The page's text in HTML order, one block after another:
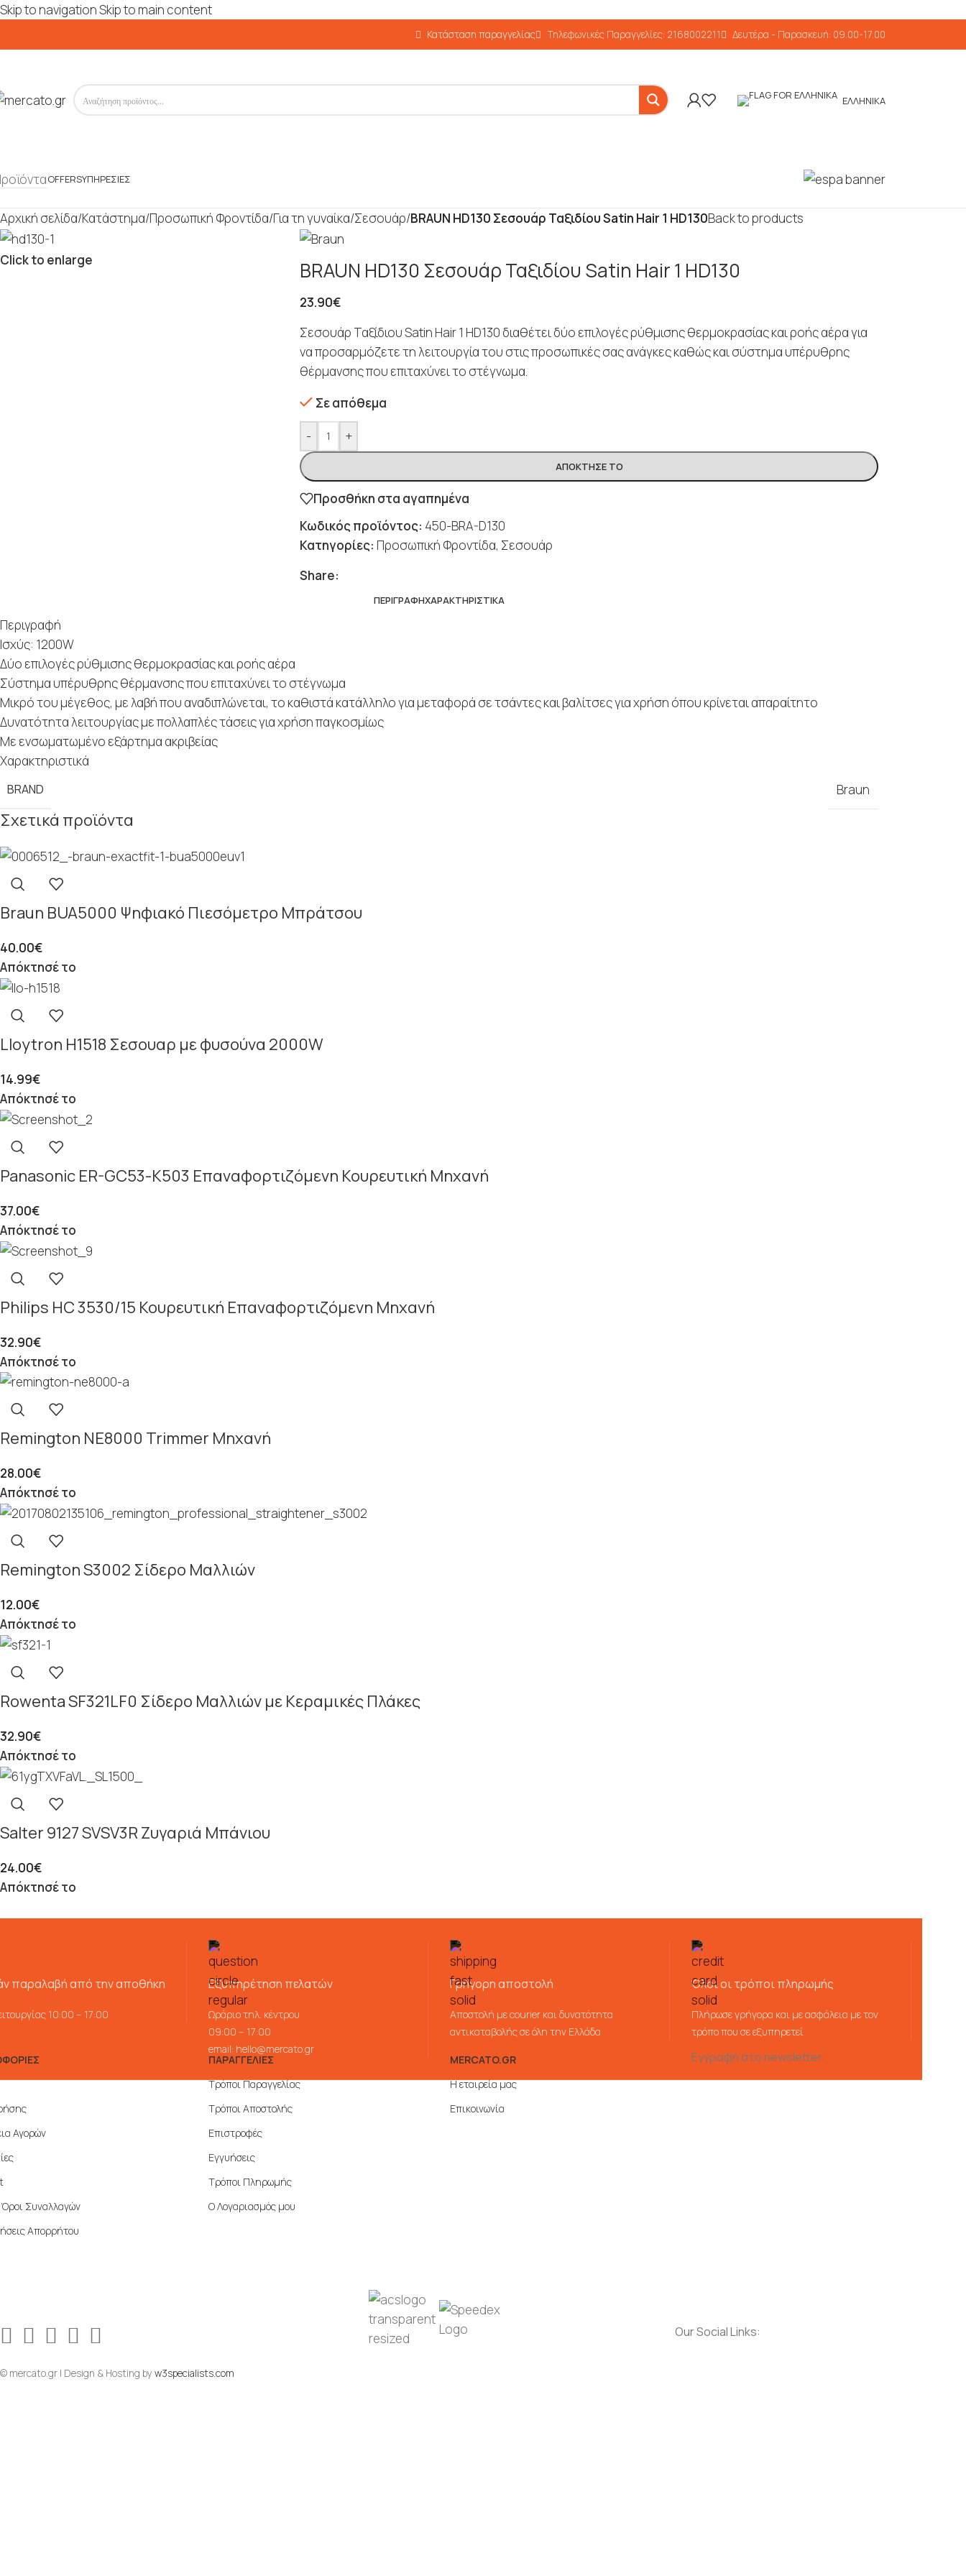
Skip to navigationSkip to main content
Κατάσταση παραγγελίας Τηλεφωνικές Παραγγελίες: 2168002211 Δευτέρα - Παρασκευή: 09.00-17.00
ΕΛΛΗΝΙΚΆ
OFFERSΥΠΗΡΕΣΊΕΣ
Αρχική σελίδα/Κατάστημα/Προσωπική Φροντίδα/Για τη γυναίκα/Σεσουάρ/BRAUN HD130 Σεσουάρ Ταξιδίου Satin Hair 1 HD130Back to products
Click to enlarge BRAUN HD130 Σεσουάρ Ταξιδίου Satin Hair 1 HD130
23.90€
Σεσουάρ Ταξίδιου Satin Hair 1 HD130 διαθέτει δύο επιλογές ρύθμισης θερμοκρασίας και ροής αέρα για
να προσαρμόζετε τη λειτουργία του στις προσωπικές σας ανάγκες καθώς και σύστημα υπέρυθρης
θέρμανσης που επιταχύνει το στέγνωμα.
Σε απόθεμα
- +
ΑΠΌΚΤΗΣΈ ΤΟ
Προσθήκη στα αγαπημένα
Κωδικός προϊόντος: 450-BRA-D130
Κατηγορίες: Προσωπική Φροντίδα, Σεσουάρ
Share:
ΠΕΡΙΓΡΑΦΉΧΑΡΑΚΤΗΡΙΣΤΙΚΆ
Περιγραφή
Ισχύς: 1200W
Δύο επιλογές ρύθμισης θερμοκρασίας και ροής αέρα
Σύστημα υπέρυθρης θέρμανσης που επιταχύνει το στέγνωμα
Μικρό του μέγεθος, με λαβή που αναδιπλώνεται, το καθιστά κατάλληλο για μεταφορά σε τσάντες και βαλίτσες για χρήση όπου κρίνεται απαραίτητο
Δυνατότητα λειτουργίας με πολλαπλές τάσεις για χρήση παγκοσμίως
Με ενσωματωμένο εξάρτημα ακριβείας
Χαρακτηριστικά
BRAND Braun
Σχετικά προϊόντα
Braun BUA5000 Ψηφιακό Πιεσόμετρο Μπράτσου
40.00€
Απόκτησέ το
Lloytron H1518 Σεσουαρ με φυσούνα 2000W
14.99€
Απόκτησέ το
Panasonic ER-GC53-K503 Επαναφορτιζόμενη Κουρευτική Μηχανή
37.00€
Απόκτησέ το
Philips ΗC 3530/15 Κουρευτική Επαναφορτιζόμενη Μηχανή
32.90€
Απόκτησέ το
Remington NE8000 Trimmer Μηχανή
28.00€
Απόκτησέ το
Remington S3002 Σίδερο Μαλλιών
12.00€
Απόκτησέ το
Rowenta SF321LF0 Σίδερο Μαλλιών με Κεραμικές Πλάκες
32.90€
Απόκτησέ το
Salter 9127 SVSV3R Ζυγαριά Μπάνιου
24.00€
Απόκτησέ το
παραλαβή από την αποθήκη
10:00 – 17:00
Εξυπηρέτηση πελατών
Ωράριο τηλ. κέντρου
09:00 – 17:00
email: hello@mercato.gr
Γρήγορη αποστολή
Αποστολή με courier και δυνατότητα
αντικαταβολής σε όλη την Ελλάδα
Όλοι οι τρόποι πληρωμής
Πλήρωσε γρήγορα και με ασφάλεια με τον
τρόπο που σε εξυπηρετεί
Αγορών
Όροι Συναλλαγών
Απορρήτου
ΠΑΡΑΓΓΕΛΙΕΣ
Τρόποι Παραγγελίας
Τρόποι Αποστολής
Επιστροφές
Εγγυήσεις
Τρόποι Πληρωμής
Ο Λογαριασμός μου
MERCATO.GR
Η εταιρεία μας
Επικοινωνία
Εγγραφή στο newsletter:
Our Social Links:
© mercato.gr | Design & Hosting by w3specialists.com